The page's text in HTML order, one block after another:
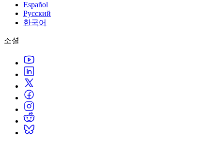
Español
Русский
한국어
소셜